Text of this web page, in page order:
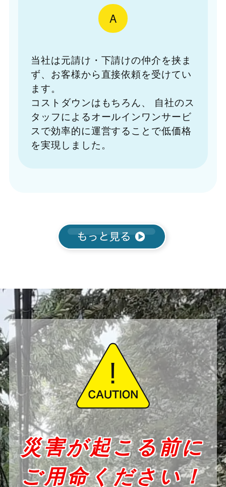
A
当社は元請け・下請けの仲介を挟ま
ず、お客様から直接依頼を受けてい
ます。
コストダウンはもちろん、
自社のス
タッフによるオールインワンサービ
スで効率的に運営することで低価格
を実現しました。
災害が起こる前に
ご用命ください！